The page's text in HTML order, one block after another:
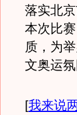
落实北
本次比
质，为
文奥运
[我来说